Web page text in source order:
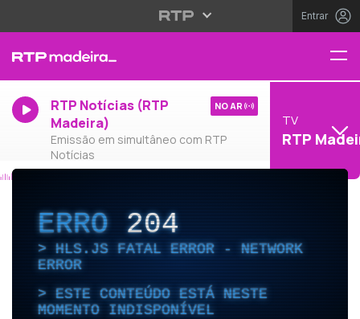
Entrar
RTP Notícias (RTP
Madeira)
Emissão em simultâneo com RTP
Notícias
NO AR
TV
RTP
ERRO204
HLS.JS FATAL ERROR - NETWORK
ERROR
ESTE CONTEÚDO ESTÁ NESTE
MOMENTO INDISPONÍVEL